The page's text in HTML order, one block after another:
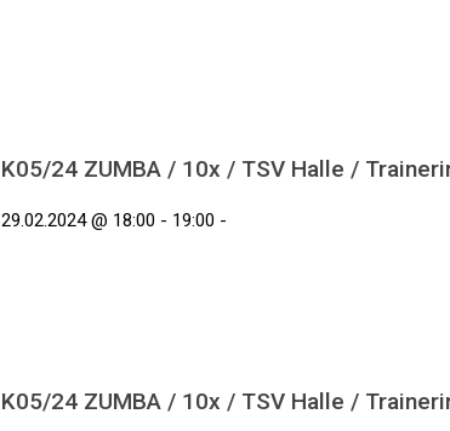
K05/24 ZUMBA / 10x / TSV Halle /
29.02.2024 @ 18:00 - 19:00 -
K05/24 ZUMBA / 10x / TSV Halle /